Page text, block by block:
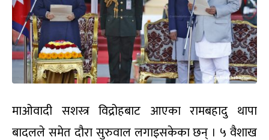
माओवादी सशस्त्र विद्रोहबाट आएका रामबहादु थापा
बादलले समेत दौरा सुरुवाल लगाइसकेका छन् । ५ वैशाख